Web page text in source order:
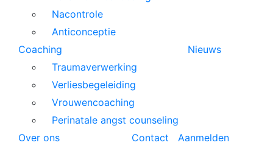
Nacontrole
Anticonceptie
Coaching
Traumaverwerking
Verliesbegeleiding
Vrouwencoaching
Perinatale angst counseling
Nieuws
Over ons
Contact Aanmelden